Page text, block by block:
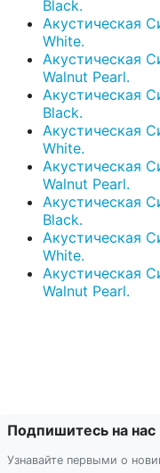
Black.
Акустическая
White.
Акустическая
Walnut Pearl.
Акустическая
Black.
Акустическая
White.
Акустическая
Walnut Pearl.
Акустическая
Black.
Акустическая
White.
Акустическая
Walnut Pearl.
Подпишитесь на нас
Узнавайте первыми о